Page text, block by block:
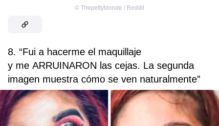
© Thepettyblonde / Reddit
8. “Fui a hacerme el maquillaje
y me ARRUINARON las cejas. La segunda
imagen muestra cómo se ven naturalmente”